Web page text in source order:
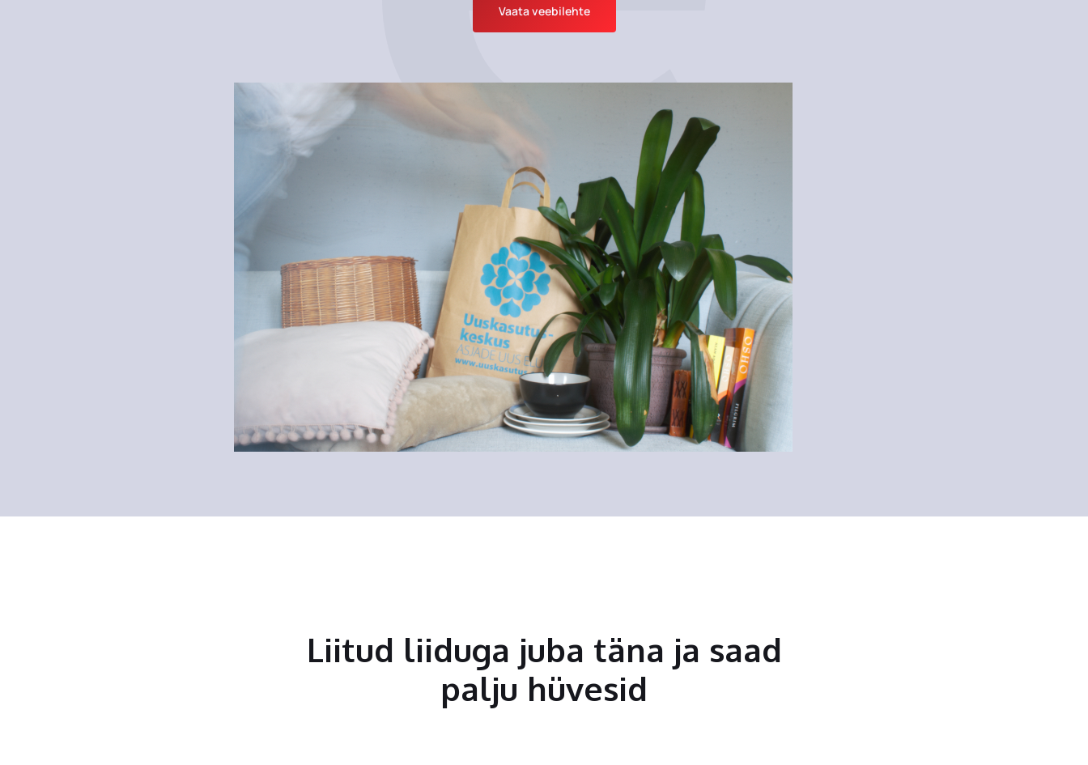
Vaata veebilehte
Liitud liiduga juba täna ja saad
palju hüvesid